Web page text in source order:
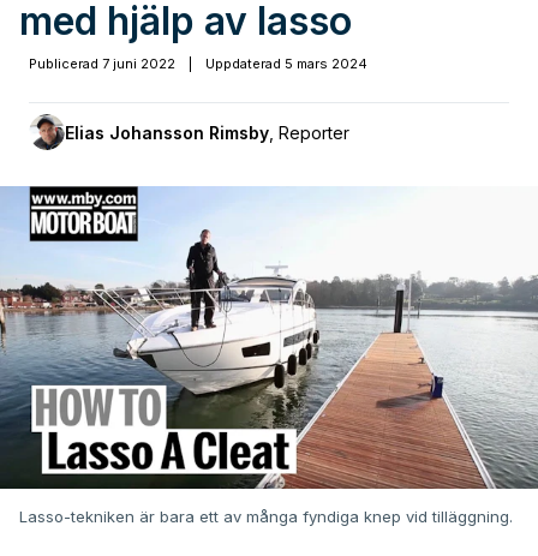
med hjälp av lasso
Publicerad 7 juni 2022 Uppdaterad 5 mars 2024
Elias Johansson Rimsby Reporter
Lasso-tekniken är bara ett av många fyndiga knep vid tilläggning.